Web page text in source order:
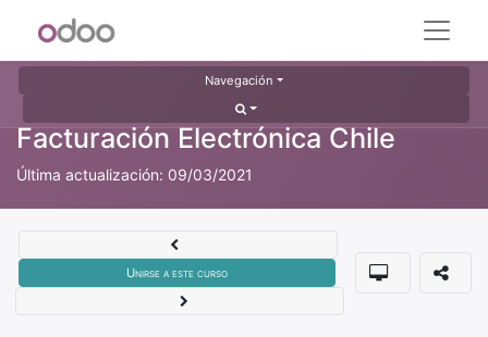
Navegación
Facturación Electrónica Chile
Última actualización: 09/03/2021
Unirse a este curso